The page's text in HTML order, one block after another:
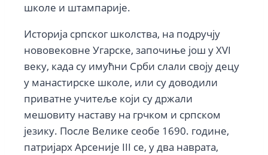
школе и штампарије.
Историја српског школства, на подручју
нововековне Угарске, започиње још у XVI
веку, када су имућни Срби слали своју децу
у манастирске школе, или су доводили
приватне учитеље који су држали
мешовиту наставу на грчком и српском
језику. После Велике сеобе 1690. године,
патријарх Арсеније III се, у два наврата,